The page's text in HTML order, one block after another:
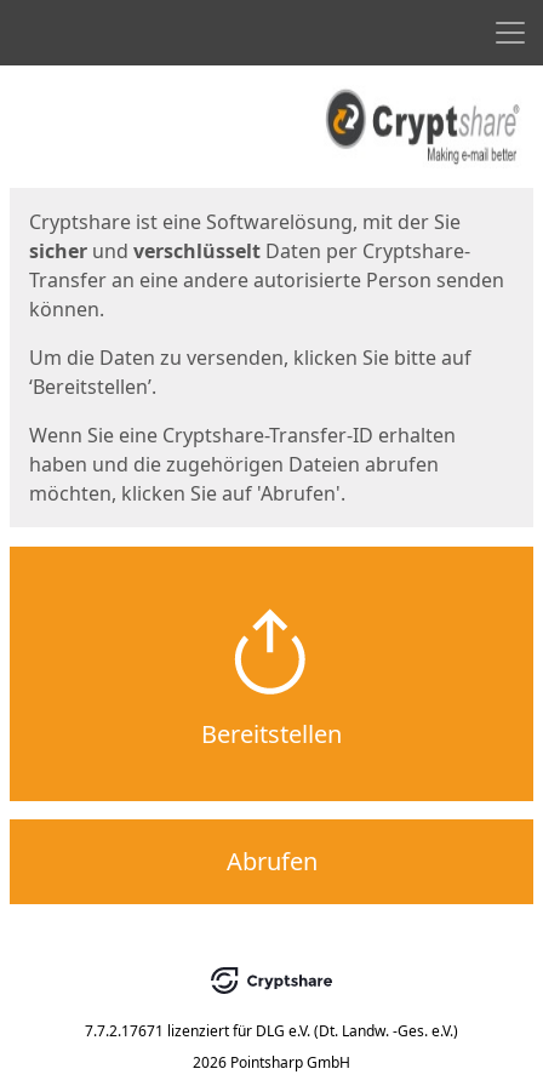
Cryptshare ist eine Softwarelösung, mit der Sie
sicher und verschlüsselt Daten per Cryptshare-
Transfer an eine andere autorisierte Person senden
können.
Um die Daten zu versenden, klicken Sie bitte auf
‘Bereitstellen’.
Wenn Sie eine Cryptshare-Transfer-ID erhalten
haben und die zugehörigen Dateien abrufen
möchten, klicken Sie auf 'Abrufen'.
Bereitstellen
Abrufen
7.7.2.17671 lizenziert für DLG e.V. (Dt. Landw. -Ges. e.V.)
2026 Pointsharp GmbH